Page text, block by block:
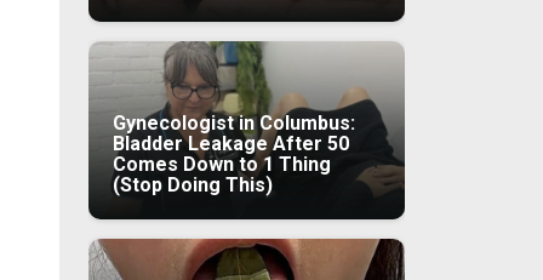
Gynecologist in Columbus:
Bladder Leakage After 50
Comes Down to 1 Thing
(Stop Doing This)